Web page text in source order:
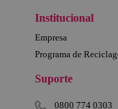
Institucional
Empresa
Programa de
Suporte
0800 774 0303